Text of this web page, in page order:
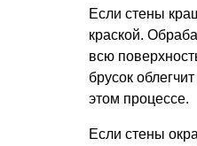
Если стены
краской.
всю
брусок
этом процессе.
Если стены